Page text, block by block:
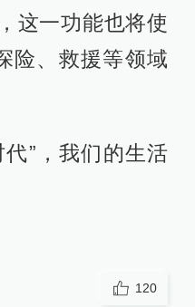
这一功能也将使
险、救援等领域
代”，我们的生活
120